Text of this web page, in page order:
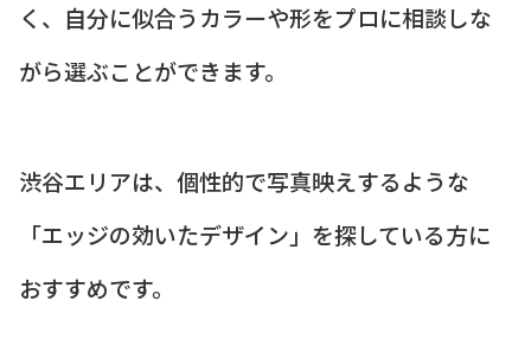
く、自分に似合うカラーや形をプロに相談しな
がら選ぶことができます。
渋谷エリアは、個性的で写真映えするような
「エッジの効いたデザイン」を探している方に
おすすめです。